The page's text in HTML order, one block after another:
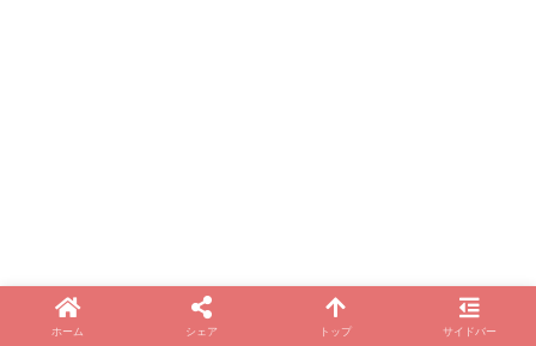
ホーム シェア トップ サイドバー